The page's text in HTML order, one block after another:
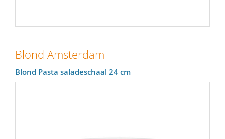
Blond Amsterdam
Blond Pasta saladeschaal 24 cm